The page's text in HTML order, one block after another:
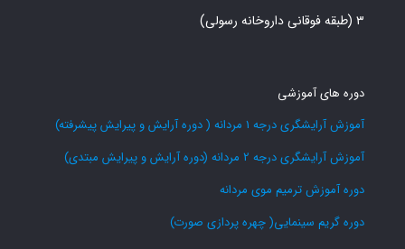
۳ (طبقه فوقانی داروخانه رسولی)
دوره های آموزشی
آموزش آرایشگری درجه 1 مردانه ( دوره آرایش و پیرایش پیشرفته)
آموزش آرایشگری درجه 2 مردانه (دوره آرایش و پیرایش مبتدی)
دوره آموزش ترمیم موی مردانه
دوره گریم سینمایی( چهره پردازی صورت)